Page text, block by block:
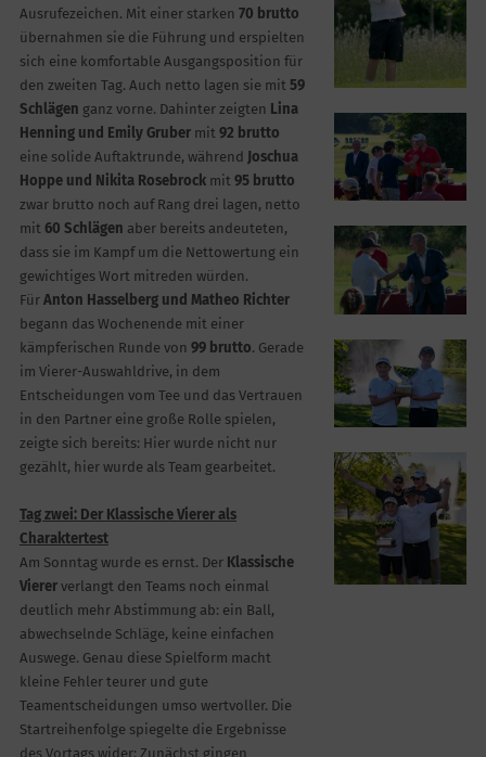
Ausrufezeichen. Mit einer starken 70 brutto
übernahmen sie die Führung und erspielten
sich eine komfortable Ausgangsposition für
den zweiten Tag. Auch netto lagen sie mit 59
Schlägen ganz vorne. Dahinter zeigten Lina
Henning und Emily Grubermit 92 brutto
eine solide Auftaktrunde, während Joschua
Hoppe und Nikita Rosebrockmit 95 brutto
zwar brutto noch auf Rang drei lagen, netto
mit 60 Schlägen aber bereits andeuteten,
dass sie im Kampf um die Nettowertung ein
gewichtiges Wort mitreden würden.
Für Anton Hasselberg und Matheo Richter
begann das Wochenende mit einer
kämpferischen Runde von 99 brutto. Gerade
im Vierer-Auswahldrive, in dem
Entscheidungen vom Tee und das Vertrauen
in den Partner eine große Rolle spielen,
zeigte sich bereits: Hier wurde nicht nur
gezählt, hier wurde als Team gearbeitet.
Tag zwei: Der Klassische Vierer als
Charaktertest
Am Sonntag wurde es ernst. Der Klassische
Viererverlangt den Teams noch einmal
deutlich mehr Abstimmung ab: ein Ball,
abwechselnde Schläge, keine einfachen
Auswege. Genau diese Spielform macht
kleine Fehler teurer und gute
Teamentscheidungen umso wertvoller. Die
Startreihenfolge spiegelte die Ergebnisse
des Vortags wider: Zunächst gingen